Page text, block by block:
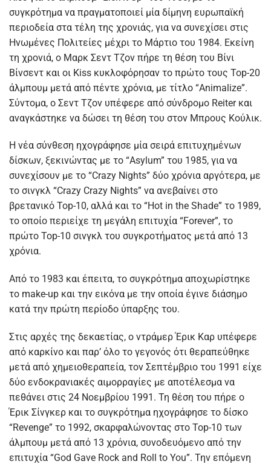
συγκρότημα να πραγματοποιεί μία δίμηνη ευρωπαϊκή
περιοδεία στα τέλη της χρονιάς, για να συνεχίσει στις
Ηνωμένες Πολιτείες μέχρι το Μάρτιο του 1984. Εκείνη
τη χρονιά, ο Μαρκ Σεντ Τζον πήρε τη θέση του Βίνι
Βίνσεντ και οι Kiss κυκλοφόρησαν το πρώτο τους Top-20
άλμπουμ μετά από πέντε χρόνια, με τίτλο “Animalize”.
Σύντομα, ο Σεντ Τζον υπέφερε από σύνδρομο Reiter και
αναγκάστηκε να δώσει τη θέση του στον Μπρους Κούλικ.
Η νέα σύνθεση ηχογράφησε μία σειρά επιτυχημένων
δίσκων, ξεκινώντας με το “Asylum” του 1985, για να
συνεχίσουν με το “Crazy Nights” δύο χρόνια αργότερα, με
το σινγκλ “Crazy Crazy Nights” να ανεβαίνει στο
βρετανικό Top-10, αλλά και το “Hot in the Shade” το 1989,
το οποίο περιείχε τη μεγάλη επιτυχία “Forever”, το
πρώτο Top-10 σινγκλ του συγκροτήματος μετά από 13
χρόνια.
Από το 1983 και έπειτα, το συγκρότημα αποχωρίστηκε
το make-up και την εικόνα με την οποία έγινε διάσημο
κατά την πρώτη περίοδο ύπαρξης του.
Στις αρχές της δεκαετίας, ο ντράμερ Έρικ Καρ υπέφερε
από καρκίνο και παρ’ όλο το γεγονός ότι θεραπεύθηκε
μετά από χημειοθεραπεία, τον Σεπτέμβριο του 1991 είχε
δύο ενδοκρανιακές αιμορραγίες με αποτέλεσμα να
πεθάνει στις 24 Νοεμβρίου 1991. Τη θέση του πήρε ο
Έρικ Σίνγκερ και το συγκρότημα ηχογράφησε το δίσκο
“Revenge” το 1992, σκαρφαλώνοντας στο Top-10 των
άλμπουμ μετά από 13 χρόνια, συνοδευόμενο από την
επιτυχία “God Gave Rock and Roll to You”. Την επόμενη